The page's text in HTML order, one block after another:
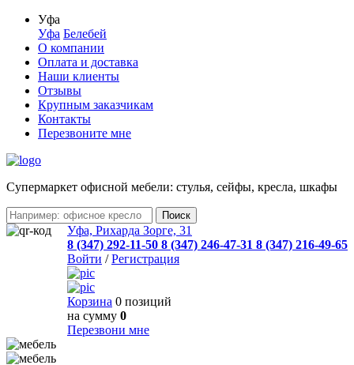
Уфа
Уфа Белебей
О компании
Оплата и доставка
Наши клиенты
Отзывы
Крупным заказчикам
Контакты
Перезвоните мне
Cупермаркет офисной мебели: стулья, сейфы, кресла, шкафы
Уфа, Рихарда Зорге, 31
8 (347) 292-11-50 8 (347) 246-47-31 8 (347) 216-49-65
Войти /Регистрация
Корзина 0 позиций
на сумму 0
Перезвони мне